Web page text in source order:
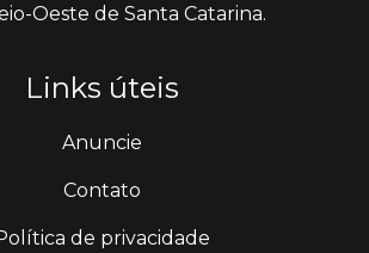
Oeste de Santa Catarina.
Links úteis
Anuncie
Contato
de privacidade